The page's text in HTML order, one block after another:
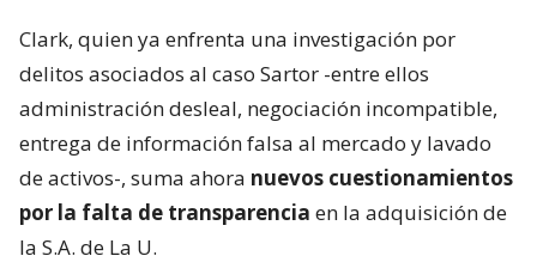
Clark, quien ya enfrenta una investigación por
delitos asociados al caso Sartor -entre ellos
administración desleal, negociación incompatible,
entrega de información falsa al mercado y lavado
de activos-, suma ahora nuevos cuestionamientos
por la falta de transparencia en la adquisición de
la S.A. de La U.